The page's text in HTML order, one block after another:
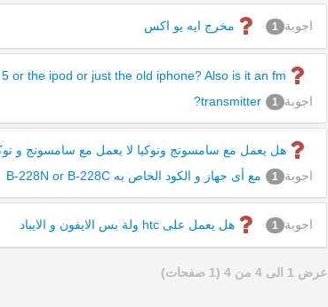
مخرج ايه يو اكس اجوبة 1
or the ipod or just the old iphone? Also is it an fm
transmitter?
اجوبة 1
هل يعمل مع سامسونج ونوكيا لا يعمل مع سامسونج و
مع أى جهاز و الكود الخاص به B-228N or B-228C
اجوبة 1
هل يعمل على htc ولة بس الايفون و الايباد اجوبة 1
عرض 1 الى 4 من 4 (1 صفحات)